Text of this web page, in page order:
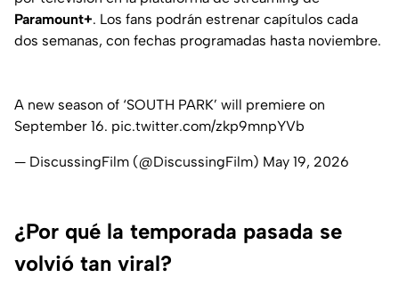
Paramount+. Los fans podrán estrenar capítulos cada
dos semanas, con fechas programadas hasta noviembre.
A new season of ‘SOUTH PARK’ will premiere on
September 16. pic.twitter.com/zkp9mnpYVb
— DiscussingFilm (@DiscussingFilm) May 19, 2026
¿Por qué la temporada pasada se
volvió tan viral?